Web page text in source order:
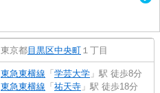
東京都目黒区中央町 １丁目
東急東横線 「 学芸大学 」駅 徒歩8分
東急東横線 「 祐天寺 」駅 徒歩18分